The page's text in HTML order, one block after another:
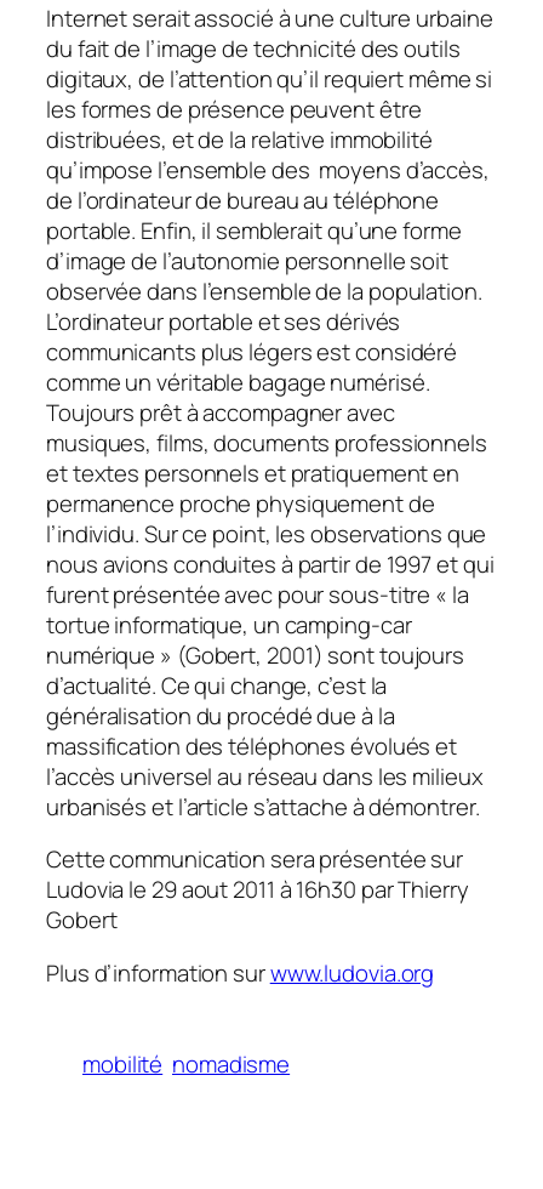
Internet serait associé à une culture urbaine
du fait de l’image de technicité des outils
digitaux, de l’attention qu’il requiert même si
les formes de présence peuvent être
distribuées, et de la relative immobilité
qu’impose l’ensemble des moyens d’accès,
de l’ordinateur de bureau au téléphone
portable. Enfin, il semblerait qu’une forme
d’image de l’autonomie personnelle soit
observée dans l’ensemble de la population.
L’ordinateur portable et ses dérivés
communicants plus légers est considéré
comme un véritable bagage numérisé.
Toujours prêt à accompagner avec
musiques, films, documents professionnels
et textes personnels et pratiquement en
permanence proche physiquement de
l’individu. Sur ce point, les observations que
nous avions conduites à partir de 1997 et qui
furent présentée avec pour sous-titre « la
tortue informatique, un camping-car
numérique » (Gobert, 2001) sont toujours
d’actualité. Ce qui change, c’est la
généralisation du procédé due à la
massification des téléphones évolués et
l’accès universel au réseau dans les milieux
urbanisés et l’article s’attache à démontrer.
Cette communication sera présentée sur
Ludovia le 29 aout 2011 à 16h30 par Thierry
Gobert
Plus d’information surwww.ludovia.org
mobilité nomadisme